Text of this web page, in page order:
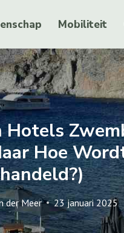
Mobiliteit
Hoe
der Meer 23 januari 2025